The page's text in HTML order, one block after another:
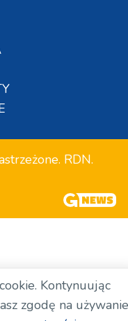
RDN.
Kontynuując
zgodę na używanie